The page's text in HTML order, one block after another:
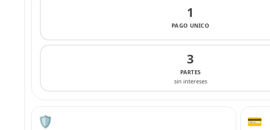
1
PAGO UNICO
3
PARTES
sin intereses
🛡️ 💳